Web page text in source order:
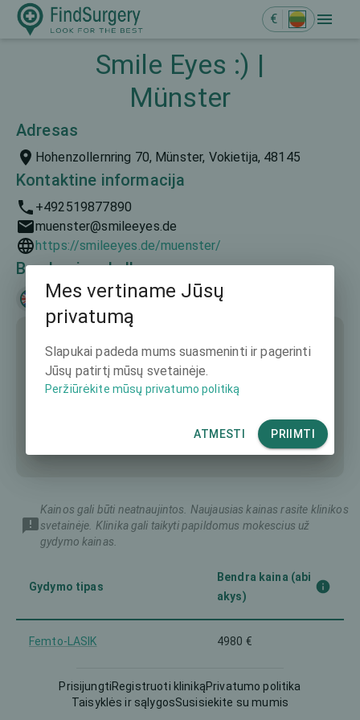
€
Smile Eyes :) |
Münster
Adresas
Hohenzollernring 70, Münster, Vokietija, 48145
Kontaktine informacija
+492519877890
muenster@smileeyes.de
https://smileeyes.de/muenster/
Bendravimo kalbos
English Deutsch
Kainos gali būti neatnaujintos. Naujausias kainas rasite klinikos
svetainėje. Klinika gali taikyti papildomus mokescius už
gydymo kainas.
Gydymo tipas
Bendra kaina (abi
akys)
Femto-LASIK 4980 €
Implantuojamas kontaktinis
lęšis (ICL)
6980 €
PrisijungtiRegistruoti klinikąPrivatumo politika
Taisyklės ir sąlygosSusisiekite su mumis
Mes vertiname Jūsų
privatumą
Slapukai padeda mums suasmeninti ir pagerinti
Jūsų patirtį mūsų svetainėje.
Peržiūrėkite mūsų privatumo politiką
ATMESTI PRIIMTI